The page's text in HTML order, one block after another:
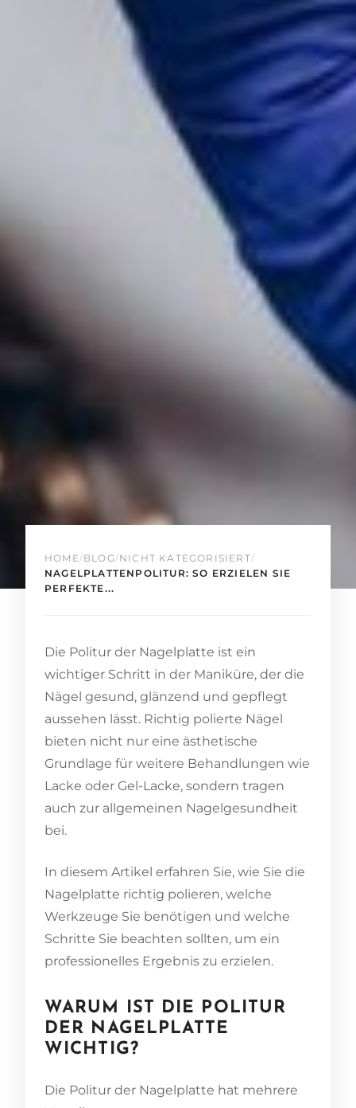
HOME/BLOG/NICHT KATEGORISIERT/
NAGELPLATTENPOLITUR: SO ERZIELEN SIE
PERFEKTE...
Die Politur der Nagelplatte ist ein
wichtiger Schritt in der Maniküre, der die
Nägel gesund, glänzend und gepflegt
aussehen lässt. Richtig polierte Nägel
bieten nicht nur eine ästhetische
Grundlage für weitere Behandlungen wie
Lacke oder Gel-Lacke, sondern tragen
auch zur allgemeinen Nagelgesundheit
bei.
In diesem Artikel erfahren Sie, wie Sie die
Nagelplatte richtig polieren, welche
Werkzeuge Sie benötigen und welche
Schritte Sie beachten sollten, um ein
professionelles Ergebnis zu erzielen.
WARUM IST DIE POLITUR
DER NAGELPLATTE
WICHTIG?
Die Politur der Nagelplatte hat mehrere